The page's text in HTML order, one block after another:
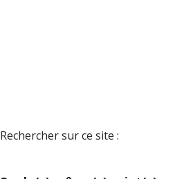
Rechercher sur ce site :